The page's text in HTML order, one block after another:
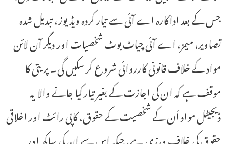
جس کے بعد اداکارہ اے آئی سے تیار کردہ ویڈیوز، تبدیل شدہ
تصاویر، میمز، اے آئی چیاٹ بوٹ شخصیات اور دیگر آن لائن
مواد کے خلاف قانونی کارروائی شروع کر سکیں گی۔ پریتی کا
موقف ہے کہ ان کی اجازت کے بغیر تیار کیا جانے والا یہ
ڈیجیٹل مواد اُن کے شخصیت کے حقوق، کاپی رائٹ اور اخلاقی